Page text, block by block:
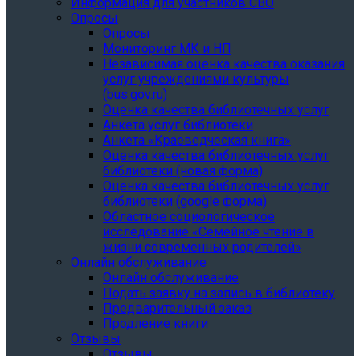
Опросы
Опросы
Мониторинг МК и НП
Независимая оценка качества оказания
услуг учреждениями культуры
(bus.gov.ru)
Оценка качества библиотечных услуг
Анкета услуг библиотеки
Анкета «Краеведческая книга»
Oценка качества библиотечных услуг
библиотеки (новая форма)
Oценка качества библиотечных услуг
библиотеки (google форма)
Областное социологическое
исследование «Семейное чтение в
жизни современных родителей»
Онлайн обслуживание
Онлайн обслуживание
Подать заявку на запись в библиотеку
Предварительный заказ
Продление книги
Отзывы